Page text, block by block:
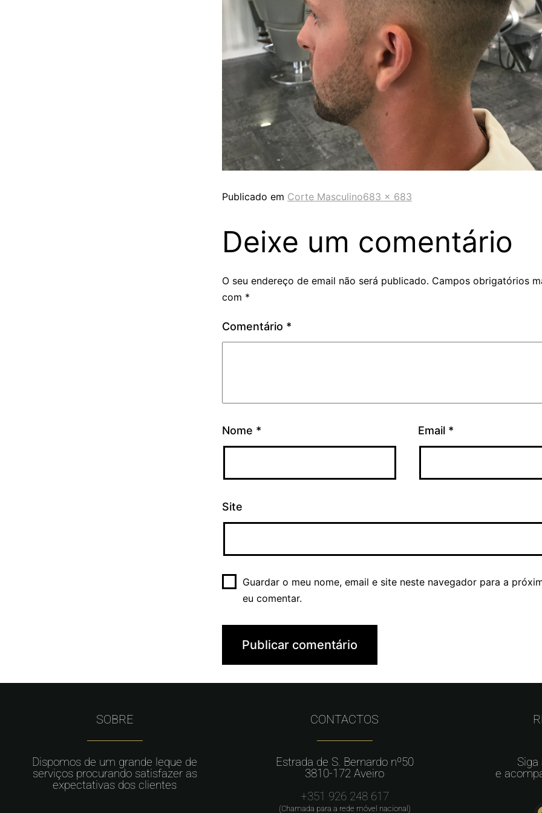
Publicado em Corte Masculino683 × 683
Deixe um comentário
O seu endereço de email não será publicado. Campos obrigatórios
com *
Comentário *
Nome * Email *
Site
Guardar o meu nome, email e site neste navegador para a
eu comentar.
SOBRE
Dispomos de um grande leque de
serviços procurando satisfazer as
expectativas dos clientes
CONTACTOS
Estrada de S. Bernardo nº50
3810-172 Aveiro
+351 926 248 617
(Chamada para a rede móvel nacional)
e